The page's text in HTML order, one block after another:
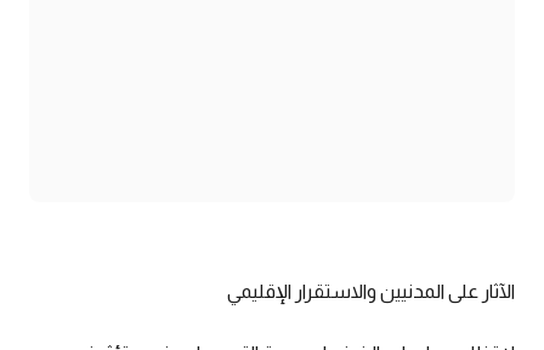
الآثار على المدنيين والاستقرار الإقليمي